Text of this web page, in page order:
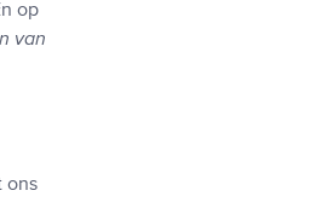
op
van
ons